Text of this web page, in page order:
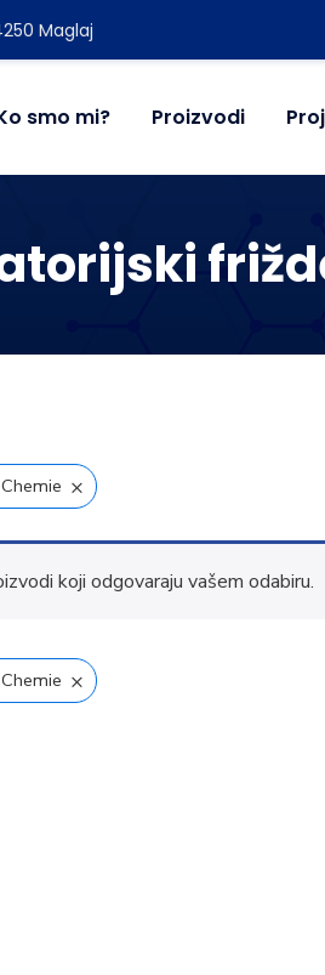
Maglaj
smo mi? Proizvodi
×
koji odgovaraju vašem odabiru.
×